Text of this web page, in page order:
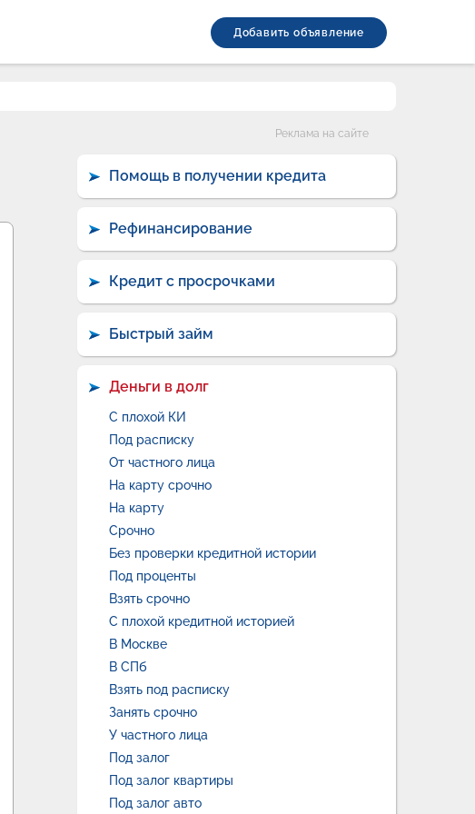
Добавить объявление
Реклама на сайте
Помощь в получении кредита
Рефинансирование
Кредит с просрочками
Быстрый займ
Деньги в долг
С плохой КИ
Под расписку
От частного лица
На карту срочно
На карту
Срочно
Без проверки кредитной истории
Под проценты
Взять срочно
С плохой кредитной историей
В Москве
В СПб
Взять под расписку
Занять срочно
У частного лица
Под залог
Под залог квартиры
Под залог авто